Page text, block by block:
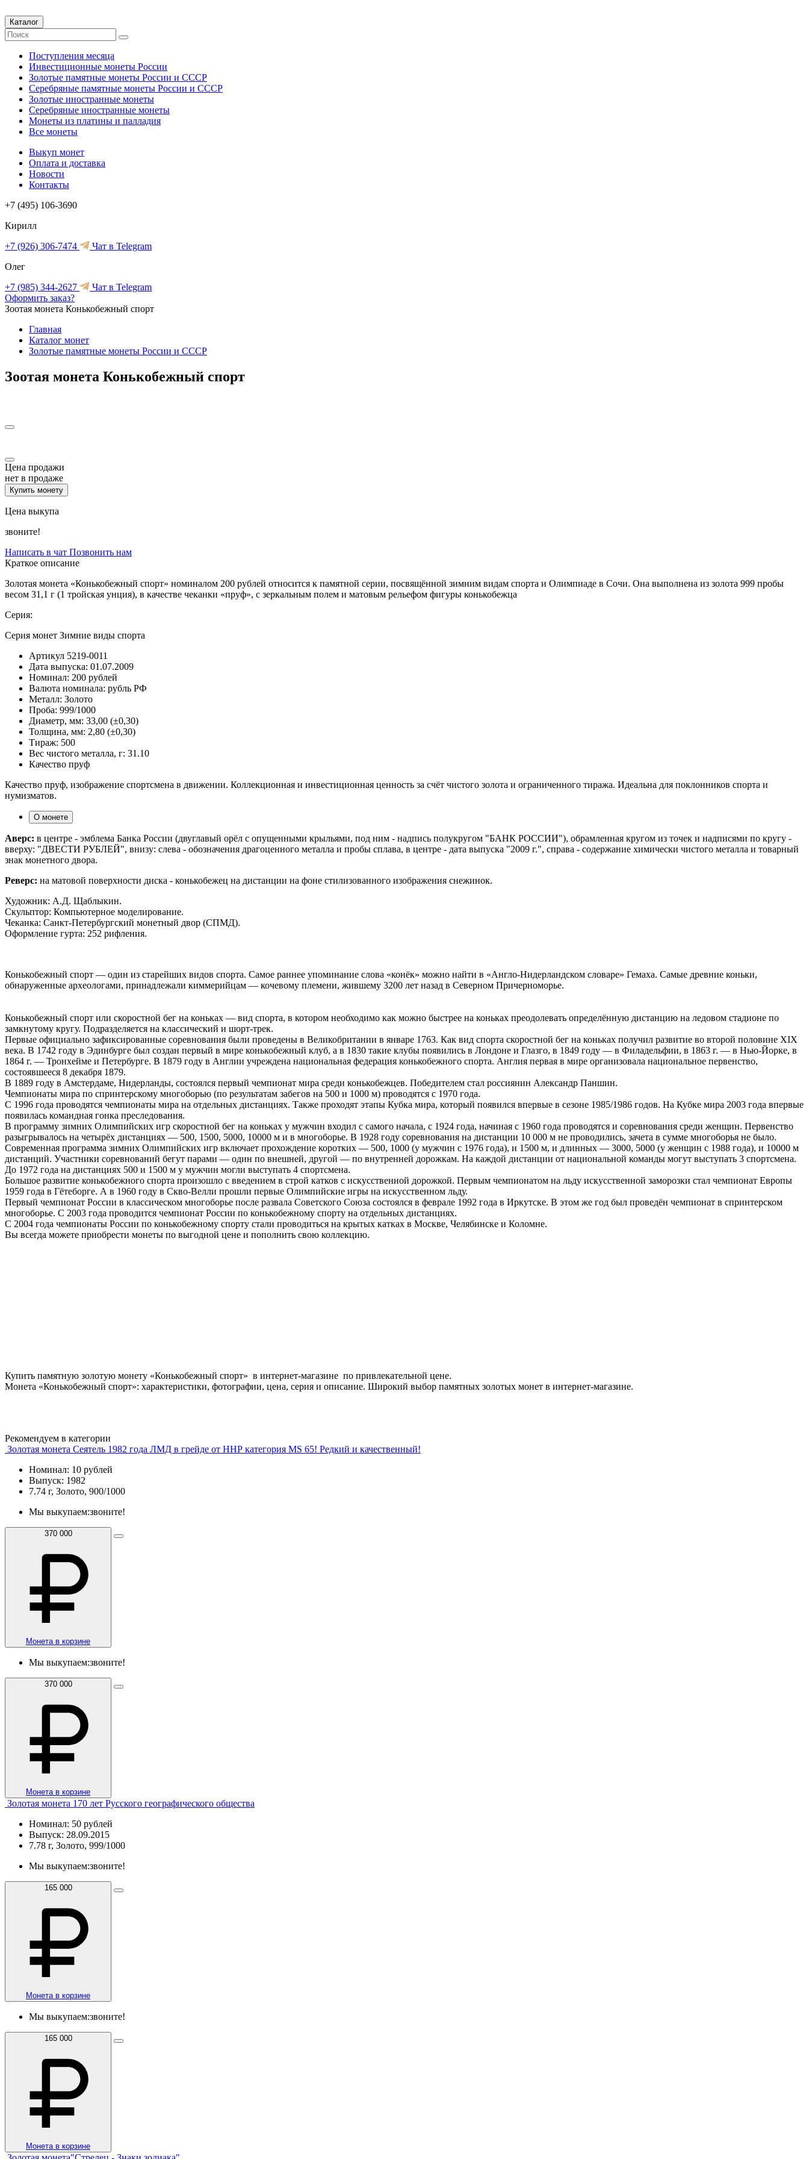
Каталог
Поступления месяца
Инвестиционные монеты России
Золотые памятные монеты России и СССР
Серебряные памятные монеты России и СССР
Золотые иностранные монеты
Серебряные иностранные монеты
Монеты из платины и палладия
Все монеты
Выкуп монет
Оплата и доставка
Новости
Контакты
+7 (495) 106-3690
Кирилл
+7 (926) 306-7474
Чат в Telegram
Олег
+7 (985) 344-2627
Чат в Telegram
Оформить заказ?
Зоотая монета Конькобежный спорт
Главная
Каталог монет
Золотые памятные монеты России и СССР
Зоотая монета Конькобежный спорт
Цена продажи
нет в продаже
Купить монету
Цена выкупа
звоните!
Написать в чат Позвонить нам
Краткое описание
Золотая монета «Конькобежный спорт» номиналом 200 рублей относится к памятной серии, посвящённой зимним видам спорта и Олимпиаде в Сочи. Она выполнена из золота 999 пробы
весом 31,1 г (1 тройская унция), в качестве чеканки «пруф», с зеркальным полем и матовым рельефом фигуры конькобежца
Серия:
Серия монет Зимние виды спорта
Артикул 5219-0011
Дата выпуска: 01.07.2009
Номинал: 200 рублей
Валюта номинала: рубль РФ
Металл: Золото
Проба: 999/1000
Диаметр, мм: 33,00 (±0,30)
Толщина, мм: 2,80 (±0,30)
Тираж: 500
Вес чистого металла, г: 31.10
Качество пруф
Качество пруф, изображение спортсмена в движении. Коллекционная и инвестиционная ценность за счёт чистого золота и ограниченного тиража. Идеальна для поклонников спорта и
нумизматов.
О монете
Аверс: в центре - эмблема Банка России (двуглавый орёл с опущенными крыльями, под ним - надпись полукругом "БАНК РОССИИ"), обрамленная кругом из точек и надписями по кругу -
вверху: "ДВЕСТИ РУБЛЕЙ", внизу: слева - обозначения драгоценного металла и пробы сплава, в центре - дата выпуска "2009 г.", справа - содержание химически чистого металла и товарный
знак монетного двора.
Реверс: на матовой поверхности диска - конькобежец на дистанции на фоне стилизованного изображения снежинок.
Художник: А.Д. Щаблыкин.
Скульптор: Компьютерное моделирование.
Чеканка: Cанкт-Петербургский монетный двор (СПМД).
Оформление гурта: 252 рифления.
Конькобежный спорт — один из старейших видов спорта. Самое раннее упоминание слова «конёк» можно найти в «Англо-Нидерландском словаре» Гемаха. Самые древние коньки,
обнаруженные археологами, принадлежали киммерийцам — кочевому племени, жившему 3200 лет назад в Северном Причерноморье.
Конькобежный спорт или скоростной бег на коньках — вид спорта, в котором необходимо как можно быстрее на коньках преодолевать определённую дистанцию на ледовом стадионе по
замкнутому кругу. Подразделяется на классический и шорт-трек.
Первые официально зафиксированные соревнования были проведены в Великобритании в январе 1763. Как вид спорта скоростной бег на коньках получил развитие во второй половине XIX
века. В 1742 году в Эдинбурге был создан первый в мире конькобежный клуб, а в 1830 такие клубы появились в Лондоне и Глазго, в 1849 году — в Филадельфии, в 1863 г. — в Нью-Йорке, в
1864 г. — Тронхейме и Петербурге. В 1879 году в Англии учреждена национальная федерация конькобежного спорта. Англия первая в мире организовала национальное первенство,
состоявшееся 8 декабря 1879.
В 1889 году в Амстердаме, Нидерланды, состоялся первый чемпионат мира среди конькобежцев. Победителем стал россиянин Александр Паншин.
Чемпионаты мира по спринтерскому многоборью (по результатам забегов на 500 и 1000 м) проводятся с 1970 года.
С 1996 года проводятся чемпионаты мира на отдельных дистанциях. Также проходят этапы Кубка мира, который появился впервые в сезоне 1985/1986 годов. На Кубке мира 2003 года впервые
появилась командная гонка преследования.
В программу зимних Олимпийских игр скоростной бег на коньках у мужчин входил с самого начала, с 1924 года, начиная с 1960 года проводятся и соревнования среди женщин. Первенство
разыгрывалось на четырёх дистанциях — 500, 1500, 5000, 10000 м и в многоборье. В 1928 году соревнования на дистанции 10 000 м не проводились, зачета в сумме многоборья не было.
Современная программа зимних Олимпийских игр включает прохождение коротких — 500, 1000 (у мужчин с 1976 года), и 1500 м, и длинных — 3000, 5000 (у женщин с 1988 года), и 10000 м
дистанций. Участники соревнований бегут парами — один по внешней, другой — по внутренней дорожкам. На каждой дистанции от национальной команды могут выступать 3 спортсмена.
До 1972 года на дистанциях 500 и 1500 м у мужчин могли выступать 4 спортсмена.
Большое развитие конькобежного спорта произошло с введением в строй катков с искусственной дорожкой. Первым чемпионатом на льду искусственной заморозки стал чемпионат Европы
1959 года в Гётеборге. А в 1960 году в Скво-Велли прошли первые Олимпийские игры на искусственном льду.
Первый чемпионат России в классическом многоборье после развала Советского Союза состоялся в феврале 1992 года в Иркутске. В этом же год был проведён чемпионат в спринтерском
многоборье. С 2003 года проводится чемпионат России по конькобежному спорту на отдельных дистанциях.
С 2004 года чемпионаты России по конькобежному спорту стали проводиться на крытых катках в Москве, Челябинске и Коломне.
Вы всегда можете приобрести монеты по выгодной цене и пополнить свою коллекцию.
Купить памятную золотую монету «Конькобежный спорт» в интернет-магазине по привлекательной цене.
Монета «Конькобежный спорт»: характеристики, фотографии, цена, серия и описание. Широкий выбор памятных золотых монет в интернет-магазине.
Рекомендуем в категории
Золотая монета Сеятель 1982 года ЛМД в грейде от ННР категория MS 65! Редкий и качественный!
Номинал: 10 рублей
Выпуск: 1982
7.74 г, Золото, 900/1000
Мы выкупаем:звоните!
370 000
Монета в корзине
Мы выкупаем:звоните!
370 000
Монета в корзине
Золотая монета 170 лет Русского географического общества
Номинал: 50 рублей
Выпуск: 28.09.2015
7.78 г, Золото, 999/1000
Мы выкупаем:звоните!
165 000
Монета в корзине
Мы выкупаем:звоните!
165 000
Монета в корзине